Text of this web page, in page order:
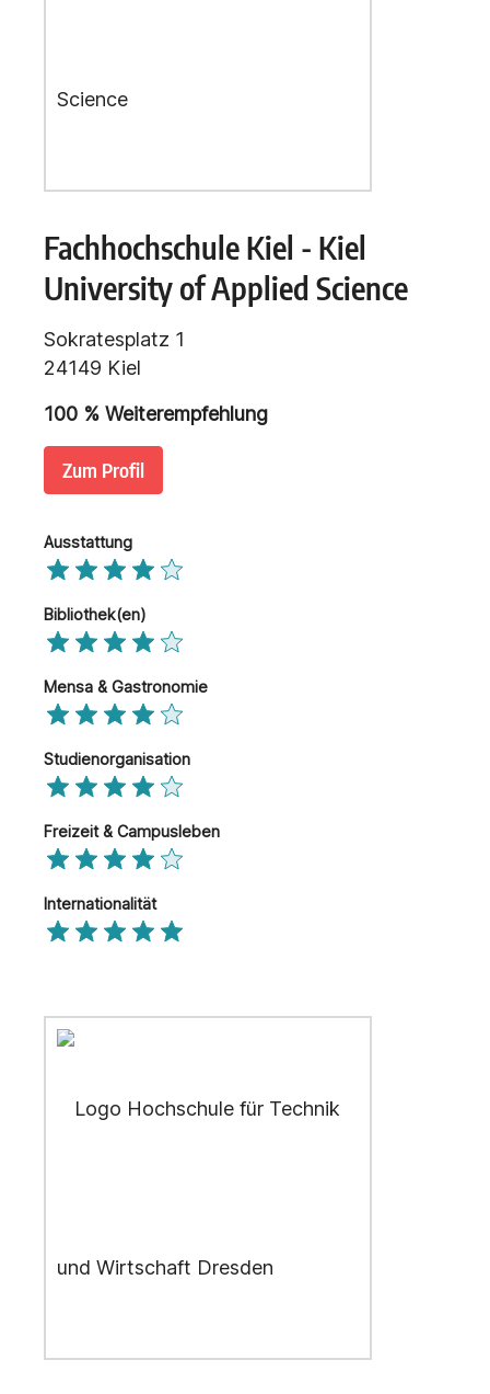
Fachhochschule Kiel - Kiel
University of Applied Science
Sokratesplatz 1
24149 Kiel
100 % Weiterempfehlung
Zum Profil
Ausstattung
Bibliothek(en)
Mensa & Gastronomie
Studienorganisation
Freizeit & Campusleben
Internationalität